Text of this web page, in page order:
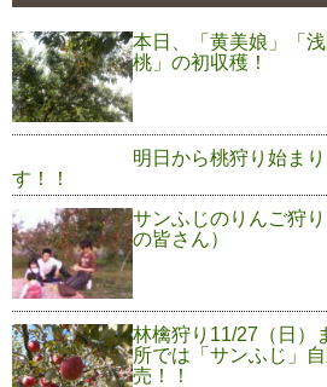
本日、「黄美娘」「
桃」の初収穫！
明日から桃狩り始まり
す！！
サンふじのりんご狩
の皆さん）
林檎狩り11/27（日）
所では「サンふじ」
売！！